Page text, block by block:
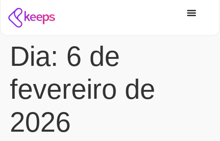
Dia: 6 de
fevereiro de
2026